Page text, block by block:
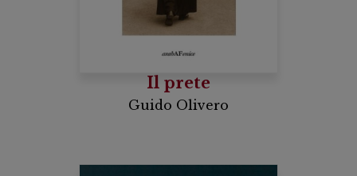
Il prete
Guido Olivero